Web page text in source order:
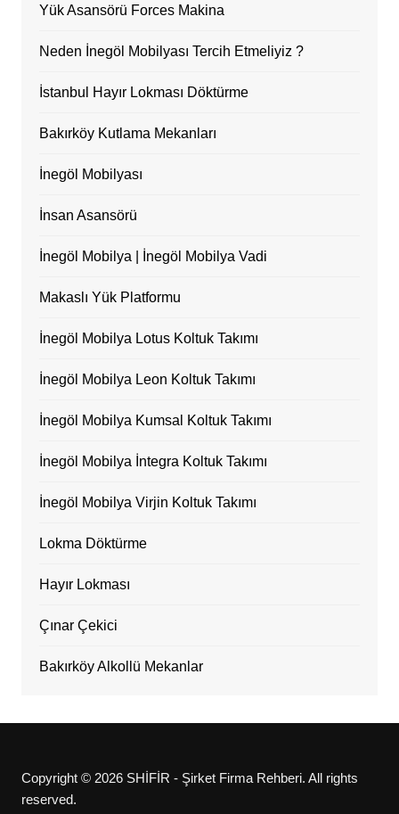
Yük Asansörü Forces Makina
Neden İnegöl Mobilyası Tercih Etmeliyiz ?
İstanbul Hayır Lokması Döktürme
Bakırköy Kutlama Mekanları
İnegöl Mobilyası
İnsan Asansörü
İnegöl Mobilya | İnegöl Mobilya Vadi
Makaslı Yük Platformu
İnegöl Mobilya Lotus Koltuk Takımı
İnegöl Mobilya Leon Koltuk Takımı
İnegöl Mobilya Kumsal Koltuk Takımı
İnegöl Mobilya İntegra Koltuk Takımı
İnegöl Mobilya Virjin Koltuk Takımı
Lokma Döktürme
Hayır Lokması
Çınar Çekici
Bakırköy Alkollü Mekanlar
Copyright © 2026 SHİFİR - Şirket Firma Rehberi. All rights
reserved.